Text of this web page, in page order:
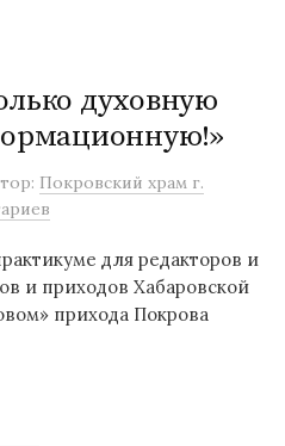
духовную
Покровский храм г.
для редакторов и
и приходов Хабаровской
прихода Покрова